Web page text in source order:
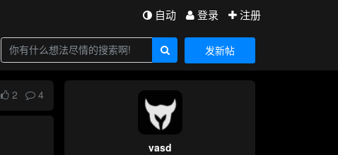
自动 登录 注册
发新帖
2 4
vasd